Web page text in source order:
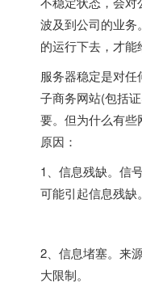
波及到公司的业
的运行下去，才能
服务器稳定是对
子商务网站(包括
要。但为什么有些
原因：
1、信息残缺。信
可能引起信息残缺。
2、信息堵塞。来
大限制。